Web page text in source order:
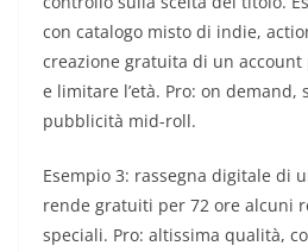
con catalogo misto di indie,
creazione gratuita di un
e limitare l’età. Pro: on
pubblicità mid-roll.
Esempio 3: rassegna digitale di
rende gratuiti per 72 ore alcuni
speciali. Pro: altissima qualità,